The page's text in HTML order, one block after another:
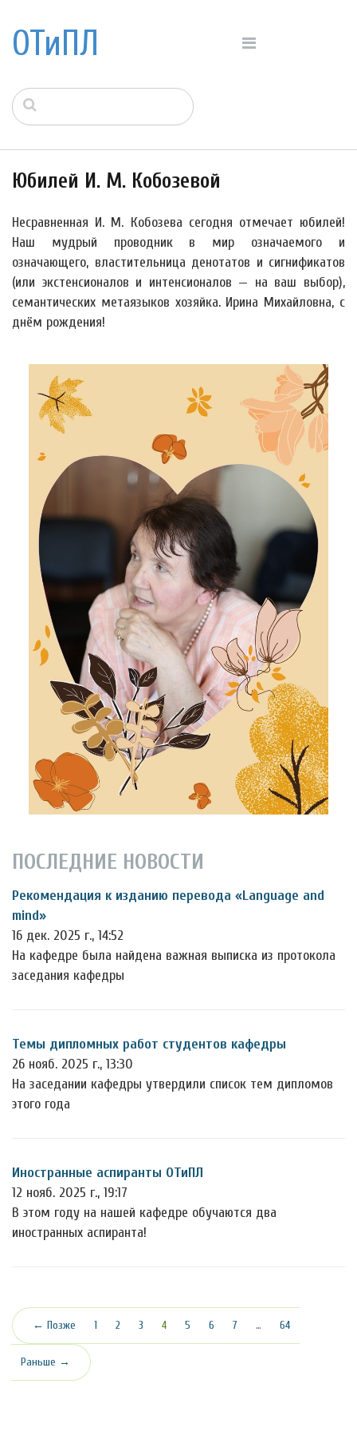
ОТиПЛ
Юбилей И. М. Кобозевой
Несравненная И. М. Кобозева сегодня отмечает юбилей!
Наш мудрый проводник в мир означаемого и
означающего, властительница денотатов и сигнификатов
(или экстенсионалов и интенсионалов — на ваш выбор),
семантических метаязыков хозяйка. Ирина Михайловна, с
днём рождения!
ПОСЛЕДНИЕ НОВОСТИ
Рекомендация к изданию перевода «Language and
mind»
16 дек. 2025 г., 14:52
На кафедре была найдена важная выписка из протокола
заседания кафедры
Темы дипломных работ студентов кафедры
26 нояб. 2025 г., 13:30
На заседании кафедры утвердили список тем дипломов
этого года
Иностранные аспиранты ОТиПЛ
12 нояб. 2025 г., 19:17
В этом году на нашей кафедре обучаются два
иностранных аспиранта!
← Позже 1 2 3 4(текущая)
5 6 7 … 64
Раньше →